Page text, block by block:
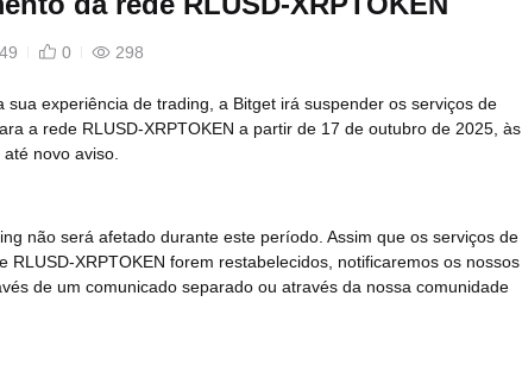
0 298
sua experiência de trading, a Bitget irá suspender os serviços de
a rede RLUSD-XRPTOKEN a partir de 17 de outubro de 2025, às
novo aviso.
não será afetado durante este período. Assim que os serviços de
RLUSD-XRPTOKEN forem restabelecidos, notificaremos os nossos
de um comunicado separado ou através da nossa comunidade